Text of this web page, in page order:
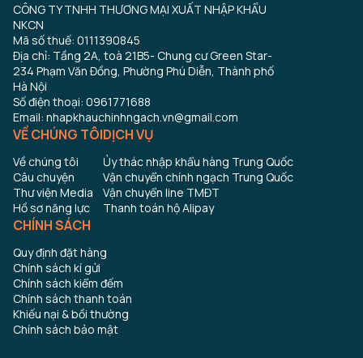
CÔNG TY TNHH THƯƠNG MẠI XUẤT NHẬP KHẨU
NKCN
Mã số thuế: 0111390845
Địa chỉ: Tầng 2A, toà 21B5- Chung cư Green Star-
234 Phạm Văn Đồng, Phường Phú Diễn, Thành phố
Hà Nội
Số điện thoại: 0961771688
Email: nhapkhauchinhngach.vn@gmail.com
VỀ CHÚNG TÔI
Về chúng tôi
Câu chuyện
Thư viện Media
Hồ sơ năng lực
DỊCH VỤ
Ủy thác nhập khẩu hàng Trung Quốc
Vận chuyển chính ngạch Trung Quốc
Vận chuyển line TMĐT
Thanh toán hộ Alipay
CHÍNH SÁCH
Quy định đặt hàng
Chính sách kí gửi
Chính sách kiểm đếm
Chính sách thanh toán
Khiếu nại & bồi thường
Chính sách bảo mật